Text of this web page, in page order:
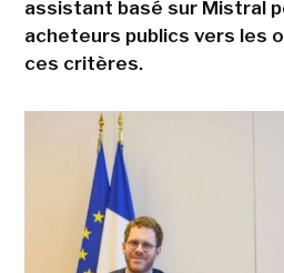
assistant basé sur Mistral
acheteurs publics vers les
ces critères.